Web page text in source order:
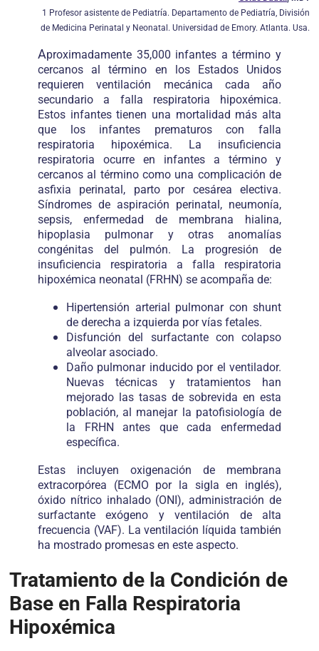
1 Profesor asistente de Pediatría. Departamento de Pediatría, División
de Medicina Perinatal y Neonatal. Universidad de Emory. Atlanta. Usa.
Aproximadamente 35,000 infantes a término y
cercanos al término en los Estados Unidos
requieren ventilación mecánica cada año
secundario a falla respiratoria hipoxémica.
Estos infantes tienen una mortalidad más alta
que los infantes prematuros con falla
respiratoria hipoxémica. La insuficiencia
respiratoria ocurre en infantes a término y
cercanos al término como una complicación de
asfixia perinatal, parto por cesárea electiva.
Síndromes de aspiración perinatal, neumonía,
sepsis, enfermedad de membrana hialina,
hipoplasia pulmonar y otras anomalías
congénitas del pulmón. La progresión de
insuficiencia respiratoria a falla respiratoria
hipoxémica neonatal (FRHN) se acompaña de:
Hipertensión arterial pulmonar con shunt
de derecha a izquierda por vías fetales.
Disfunción del surfactante con colapso
alveolar asociado.
Daño pulmonar inducido por el ventilador.
Nuevas técnicas y tratamientos han
mejorado las tasas de sobrevida en esta
población, al manejar la patofisiología de
la FRHN antes que cada enfermedad
específica.
Estas incluyen oxigenación de membrana
extracorpórea (ECMO por la sigla en inglés),
óxido nítrico inhalado (ONI), administración de
surfactante exógeno y ventilación de alta
frecuencia (VAF). La ventilación líquida también
ha mostrado promesas en este aspecto.
Tratamiento de la Condición de
Base en Falla Respiratoria
Hipoxémica